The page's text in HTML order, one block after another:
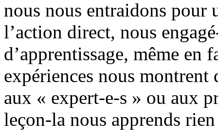
nous nous entraidons
l’action direct, nous
d’apprentissage, même en
expériences nous montrent
aux « expert-e-s » ou aux
leçon-la nous apprends